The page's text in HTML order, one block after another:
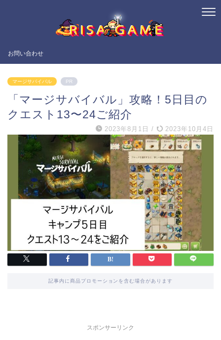
お問い合わせ
マージサバイバル PR
「マージサバイバル」攻略！5日目の
クエスト13〜24ご紹介
2023年8月1日 / 2023年10月4日
記事内に商品プロモーションを含む場合があります
スポンサーリンク